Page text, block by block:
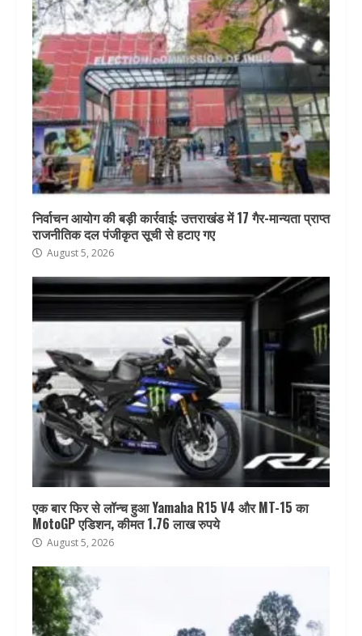
निर्वाचन आयोग की बड़ी कार्रवाई: उत्तराखंड में 17 गैर-मान्यता प्राप्त
राजनीतिक दल पंजीकृत सूची से हटाए गए
August 5, 2026
एक बार फिर से लॉन्च हुआ Yamaha R15 V4 और MT-15 का
MotoGP एडिशन, कीमत 1.76 लाख रुपये
August 5, 2026